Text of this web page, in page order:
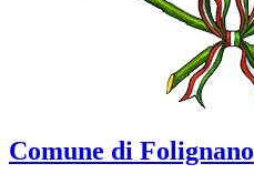
Comune di Folignano